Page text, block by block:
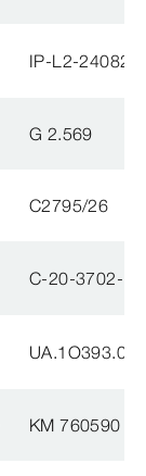
IP-L2-
G 2.569
C2795/26
C-20-3702-BA
KM 760590